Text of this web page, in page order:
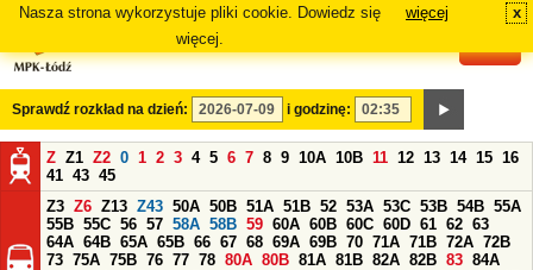
Nasza strona wykorzystuje pliki cookie. Dowiedz się
więcej.
więcej x
Sprawdź rozkład na dzień: i godzinę:
Z Z1 Z2 0 1 2 3 4 5 6 7 8 9 10A 10B 11 12 13 14 15 16
41 43 45
Z3 Z6 Z13 Z43 50A 50B 51A 51B 52 53A 53C 53B 54B 55A
55B 55C 56 57 58A 58B 59 60A 60B 60C 60D 61 62 63
64A 64B 65A 65B 66 67 68 69A 69B 70 71A 71B 72A 72B
73 75A 75B 76 77 78 80A 80B 81A 81B 82A 82B 83 84A